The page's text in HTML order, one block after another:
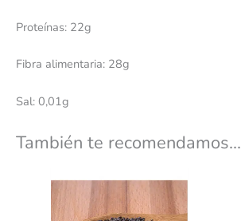
Proteínas: 22g
Fibra alimentaria: 28g
Sal: 0,01g
También te recomendamos…